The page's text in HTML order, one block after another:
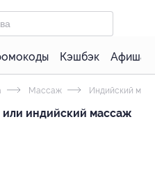
Кэшбэк Афиша
Массаж Индийский
индийский массаж